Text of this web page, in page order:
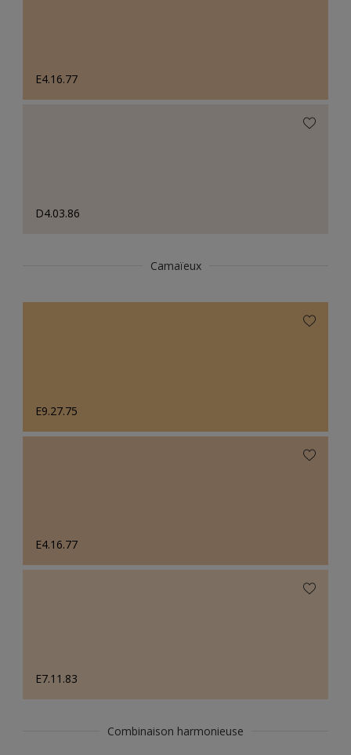
E4.16.77
D4.03.86
Camaïeux
E9.27.75
E4.16.77
E7.11.83
Combinaison harmonieuse